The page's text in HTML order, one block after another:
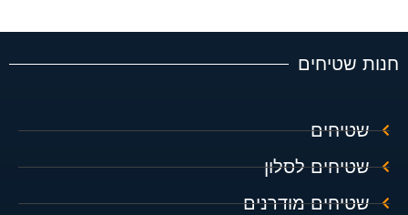
חנות שטיחים
שטיחים
שטיחים לסלון
שטיחים מודרנים